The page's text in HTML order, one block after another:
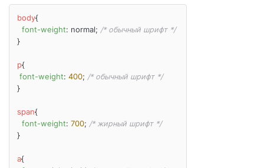
body{
font-weight: normal; /* обычный шрифт */
}
p{
font-weight: 400; /* обычный шрифт */
}
span{
font-weight: 700; /* жирный шрифт */
}
a{